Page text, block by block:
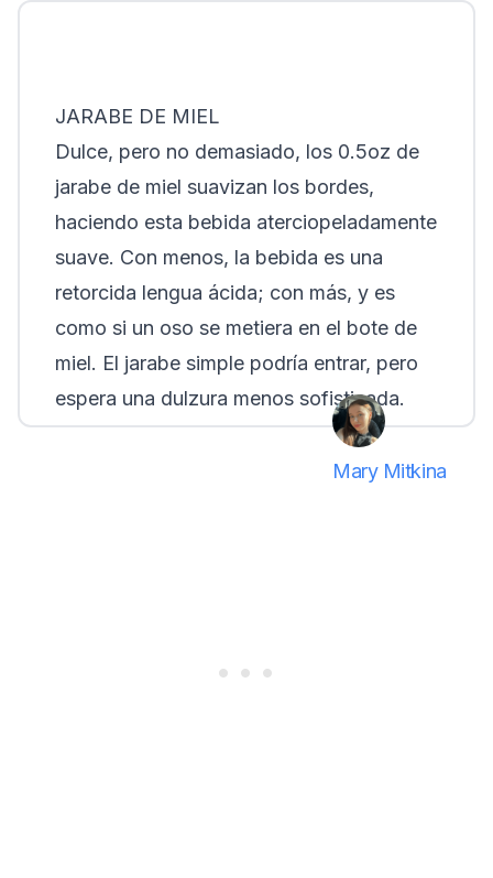
JARABE DE MIEL
Dulce, pero no demasiado, los 0.5oz de
jarabe de miel suavizan los bordes,
haciendo esta bebida aterciopeladamente
suave. Con menos, la bebida es una
retorcida lengua ácida; con más, y es
como si un oso se metiera en el bote de
miel. El jarabe simple podría entrar, pero
espera una dulzura menos sofisticada.
Mary Mitkina